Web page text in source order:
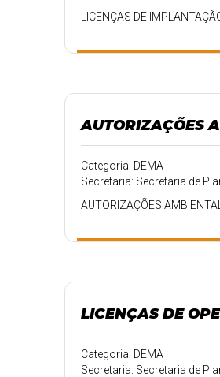
LICENÇAS DE
AUTORIZAÇÕES
Categoria: DEMA
Secretaria: Secretaria de
AUTORIZAÇÕES
LICENÇAS DE
Categoria: DEMA
Secretaria: Secretaria de